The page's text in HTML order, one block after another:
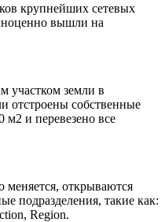
крупнейших сетевых
вышли на
участком земли в
отстроены собственные
и перевезено все
меняется, открываются
подразделения, такие как:
Region.